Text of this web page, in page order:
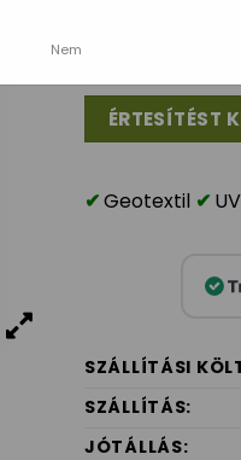
Nem
Geotextil
SZÁLLÍTÁSI
SZÁLLÍTÁS:
JÓTÁLLÁS: